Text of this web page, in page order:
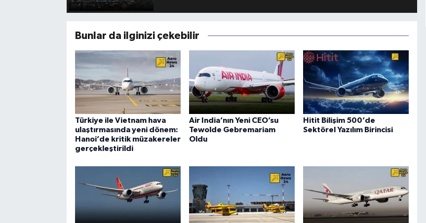
Bunlar da ilginizi çekebilir
Türkiye ile Vietnam hava
ulaştırmasında yeni dönem:
Hanoi’de kritik müzakereler
gerçekleştirildi
Air India’nın Yeni CEO’su
Tewolde Gebremariam
Oldu
Hitit Bilişim 500’de
Sektörel Yazılım Birincisi